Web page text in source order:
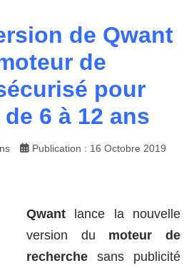
de Qwant
de
pour
6 à 12 ans
Publication : 16 Octobre 2019
Qwant lance la nouvelle
version du moteur de
recherche sans publicité